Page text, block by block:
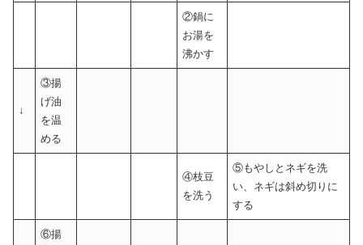
②鍋に
お湯を
沸かす
↓
③揚
げ油
を温
める
④枝豆
を洗う
⑤もやしとネギを洗
い、ネギは斜め切りに
する
⑥揚